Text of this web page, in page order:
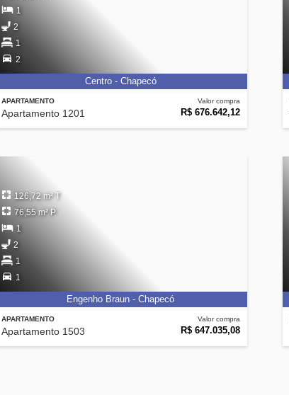
APARTAMENTO
Apartamento 1201
Valor compra
R$ 676.642,12
1
2
1
2
Centro - Chapecó
APARTAMENTO
Apartamento 1503
Valor compra
R$ 647.035,08
126,72 m² T
76,55 m² P
1
2
1
1
Engenho Braun - Chapecó